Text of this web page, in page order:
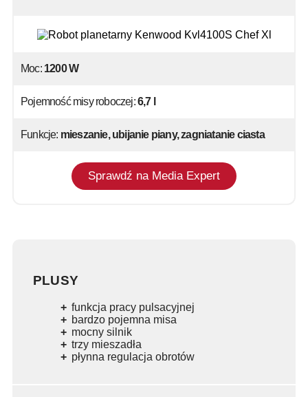
Moc: 1200 W
Pojemność misy roboczej:6,7 l
Funkcje: mieszanie, ubijanie piany, zagniatanie ciasta
Sprawdź na Media Expert
PLUSY
funkcja pracy pulsacyjnej
bardzo pojemna misa
mocny silnik
trzy mieszadła
płynna regulacja obrotów